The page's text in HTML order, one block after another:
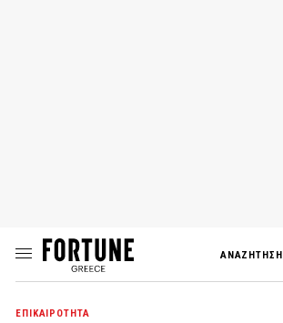
ΑΝΑΖΗΤΗΣΗ
ΕΠΙΚΑΙΡΟΤΗΤΑ